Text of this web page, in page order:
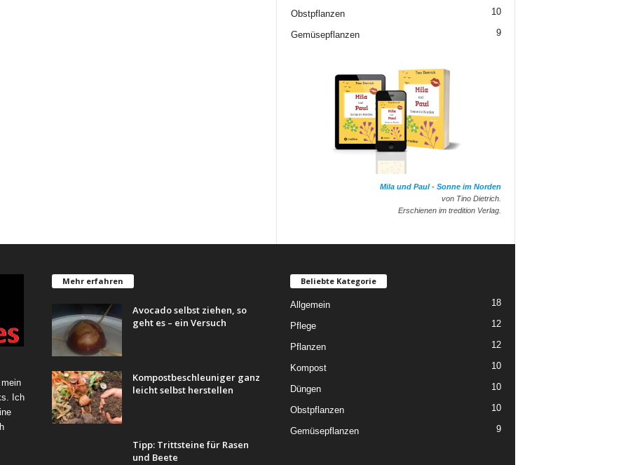
Obstpflanzen 10
Gemüsepflanzen 9
Mila und Paul - Sonne im Norden
von Tino Dietrich.
Erschienen im tredition Verlag.
Ich
Mehr erfahren
Avocado selbst ziehen, so
geht es – ein Versuch
Kompostbeschleuniger ganz
leicht selbst herstellen
Tipp: Trittsteine für Rasen
und Beete
Beliebte Kategorie
Allgemein 18
Pflege 12
Pflanzen 12
Kompost 10
Düngen 10
Obstpflanzen 10
Gemüsepflanzen 9